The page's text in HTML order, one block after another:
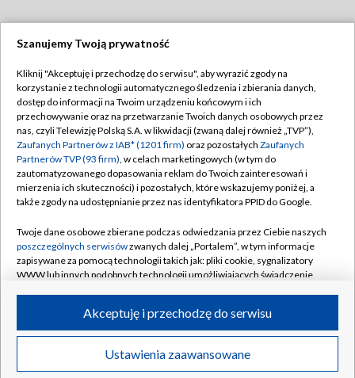
TVP
Abonament TVP
Emisja w TVP
Centrum informacji TVP
Naziemna Telewizja Cyfrowa
Rada Programowa
System NOS
Informacje o nadawcy
Program dla prasy
Ogłoszenie przetargowe
Regulamin TVP
Polityka prywatności
Moje zgody
Pomoc
Kontakt
Kanały
©2026 Telewizja Polska S.A. w likwidacji
Szanujemy Twoją prywatność
Kliknij "Akceptuję i przechodzę do serwisu", aby wyrazić zgody na
korzystanie z technologii automatycznego śledzenia i zbierania danych,
dostęp do informacji na Twoim urządzeniu końcowym i ich
przechowywanie oraz na przetwarzanie Twoich danych osobowych przez
nas, czyli Telewizję Polską S.A. w likwidacji (zwaną dalej również „TVP”),
Zaufanych Partnerów z IAB* (1201 firm) oraz pozostałych Zaufanych
Partnerów TVP (93 firm), w celach marketingowych (w tym do
zautomatyzowanego dopasowania reklam do Twoich zainteresowań i
mierzenia ich skuteczności) i pozostałych, które wskazujemy poniżej, a
także zgody na udostępnianie przez nas identyfikatora PPID do Google.
Twoje dane osobowe zbierane podczas odwiedzania przez Ciebie naszych
poszczególnych serwisówzwanych dalej „Portalem”, w tym informacje
zapisywane za pomocą technologii takich jak: pliki cookie, sygnalizatory
WWW lub innych podobnych technologii umożliwiających świadczenie
ruchu w Internecie.
Twoje dane osobowe zbierane podczas odwiedzania przez Ciebie
poszczególnych serwisówna Portalu, takie jak adresy IP, identyfikatory
Ustawienia zaawansowane
Akceptuję i przechodzę do serwisu